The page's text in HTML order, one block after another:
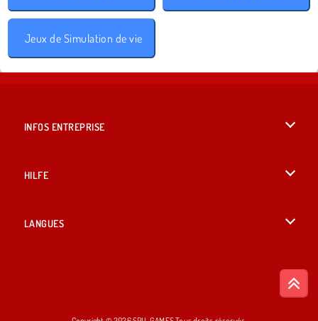
Jeux de Simulation de vie
INFOS ENTREPRISE
HILFE
LANGUES